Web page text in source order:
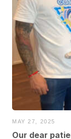
MAY 27, 2025
Our dear